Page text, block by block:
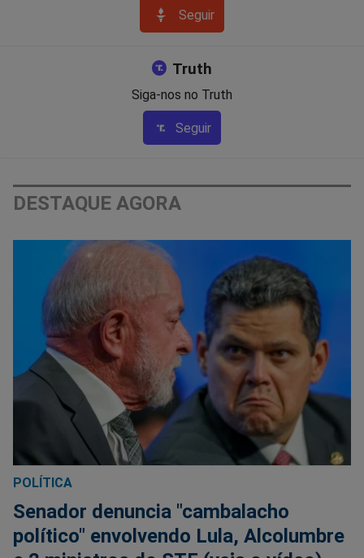
Seguir
Truth
Siga-nos no Truth
Seguir
DESTAQUE AGORA
POLÍTICA
Senador denuncia "cambalacho
político" envolvendo Lula, Alcolumbre